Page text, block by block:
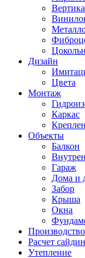
Дизайн
Цвета
Монтаж
Каркас
Объекты
Балкон
Гараж
Дома и
Забор
Крыша
Окна
Расчет
Утепление